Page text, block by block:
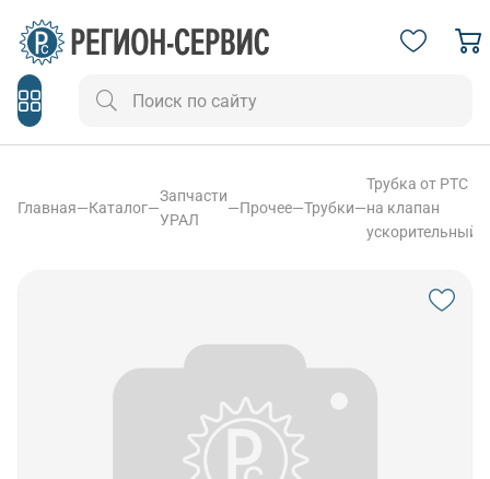
Главная—Каталог—
Запчасти
УРАЛ
—Прочее—Трубки—
Трубка от РТС
на клапан
ускорительный